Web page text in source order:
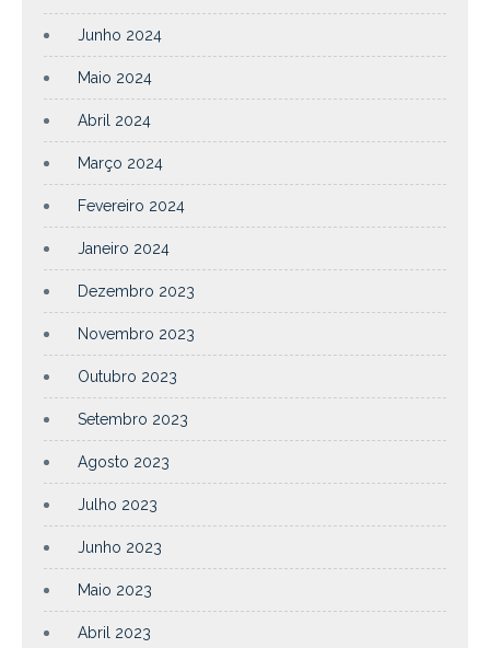
Junho 2024
Maio 2024
Abril 2024
Março 2024
Fevereiro 2024
Janeiro 2024
Dezembro 2023
Novembro 2023
Outubro 2023
Setembro 2023
Agosto 2023
Julho 2023
Junho 2023
Maio 2023
Abril 2023